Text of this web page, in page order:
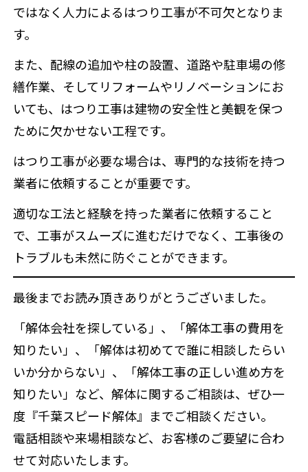
ではなく人力によるはつり工事が不可欠となりま
す。
また、配線の追加や柱の設置、道路や駐車場の修
繕作業、そしてリフォームやリノベーションにお
いても、はつり工事は建物の安全性と美観を保つ
ために欠かせない工程です。
はつり工事が必要な場合は、専門的な技術を持つ
業者に依頼することが重要です。
適切な工法と経験を持った業者に依頼すること
で、工事がスムーズに進むだけでなく、工事後の
トラブルも未然に防ぐことができます。
最後までお読み頂きありがとうございました。
「解体会社を探している」、「解体工事の費用を
知りたい」、「解体は初めてで誰に相談したらい
いか分からない」、「解体工事の正しい進め方を
知りたい」など、解体に関するご相談は、ぜひ一
度『千葉スピード解体』までご相談ください。
電話相談や来場相談など、お客様のご要望に合わ
せて対応いたします。